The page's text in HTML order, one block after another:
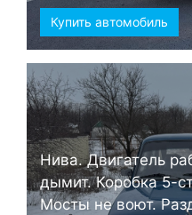
Купить автомобиль
Нива. Двигатель
дымит. Коробка 5-
Мосты не воют.